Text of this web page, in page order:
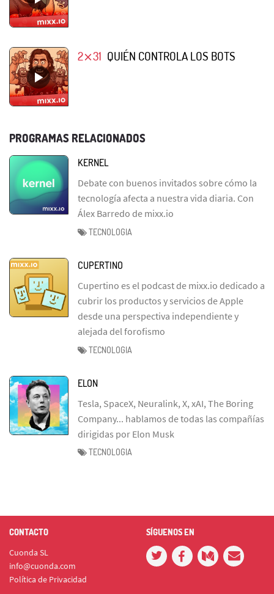
2⨯31 QUIÉN CONTROLA LOS BOTS
PROGRAMAS RELACIONADOS
KERNEL
Debate con buenos invitados sobre cómo la
tecnología afecta a nuestra vida diaria. Con
Álex Barredo de mixx.io
TECNOLOGIA
CUPERTINO
Cupertino es el podcast de mixx.io dedicado a
cubrir los productos y servicios de Apple
desde una perspectiva independiente y
alejada del forofismo
TECNOLOGIA
ELON
Tesla, SpaceX, Neuralink, X, xAI, The Boring
Company... hablamos de todas las compañías
dirigidas por Elon Musk
TECNOLOGIA
CONTACTO
Cuonda SL
info@cuonda.com
Política de Privacidad
SÍGUENOS EN